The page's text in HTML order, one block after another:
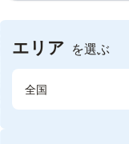
エリア を選ぶ
全国